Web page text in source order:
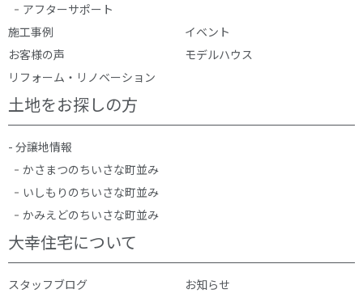
アフターサポート
施工事例
イベント
お客様の声
モデルハウス
リフォーム・リノベーション
土地をお探しの方
- 分譲地情報
かさまつのちいさな町並み
いしもりのちいさな町並み
かみえどのちいさな町並み
大幸住宅について
スタッフブログ
お知らせ